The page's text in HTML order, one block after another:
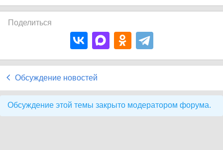
Поделиться
Обсуждение новостей
Обсуждение этой темы закрыто модератором форума.